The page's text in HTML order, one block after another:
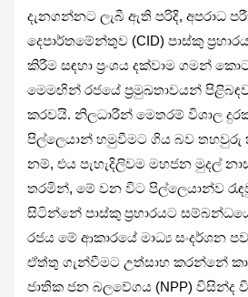
දැනගන්නට ලැබී ඇති පරිදි, අපරාධ
දෙපාර්තමේන්තුව (CID) පාස්කු
කිරීම සඳහා ප්‍රංශය දක්වාම ගමන්
මෙමඟින් රජයේ ප්‍රමුඛතාවයන්
කරවයි. නිලධාරීන් මෙතරම් විශාල
පිල්ලෙයාන් හමුවීමට ගිය බව
නම්, එය පැහැදිලිවම මහජන මුදල්
තරමින්, මේ වන විට පිල්ලෙයාන්ව
සිටින්නේ පාස්කු ප්‍රහාරයට
රජය මේ ආකාරයේ මාධ්‍ය සංදර්ශන
ඒත්තු ගැන්වීමට උත්සාහ කරන්නේ කා
ජාතික ජන බලවේගය (NPP) විසින්ද